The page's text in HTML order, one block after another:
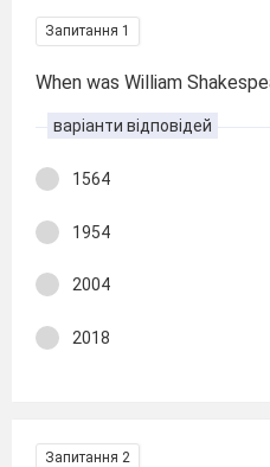
Запитання 1
When was William
варіанти відповідей
1564
1954
2004
2018
Запитання 2